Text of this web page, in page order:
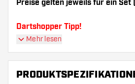
Preise gelten jeweils für ein Set
Dartshopper Tipp!
Sorgen Sie für genügend
abnutzen oder brechen.
Mehr lesen